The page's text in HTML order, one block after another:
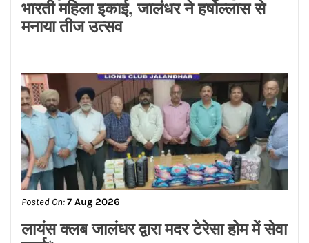
Posted On:7 Aug 2026
एंटी क्राइम समाज सुरक्षा सेल पंजाब ने मोहम्मद
शहज़ाद को बनाया जिला शहरी उपाध्यक्ष